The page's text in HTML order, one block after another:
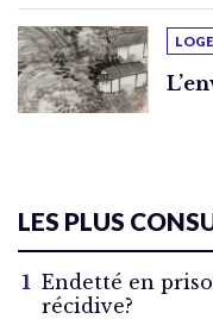
LES PLUS
Endetté en
récidive?